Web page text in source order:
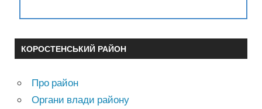
КОРОСТЕНСЬКИЙ РАЙОН
Про район
Органи влади району